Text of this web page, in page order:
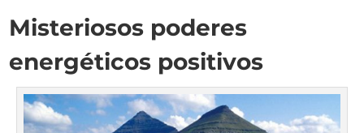
Misteriosos poderes
energéticos positivos